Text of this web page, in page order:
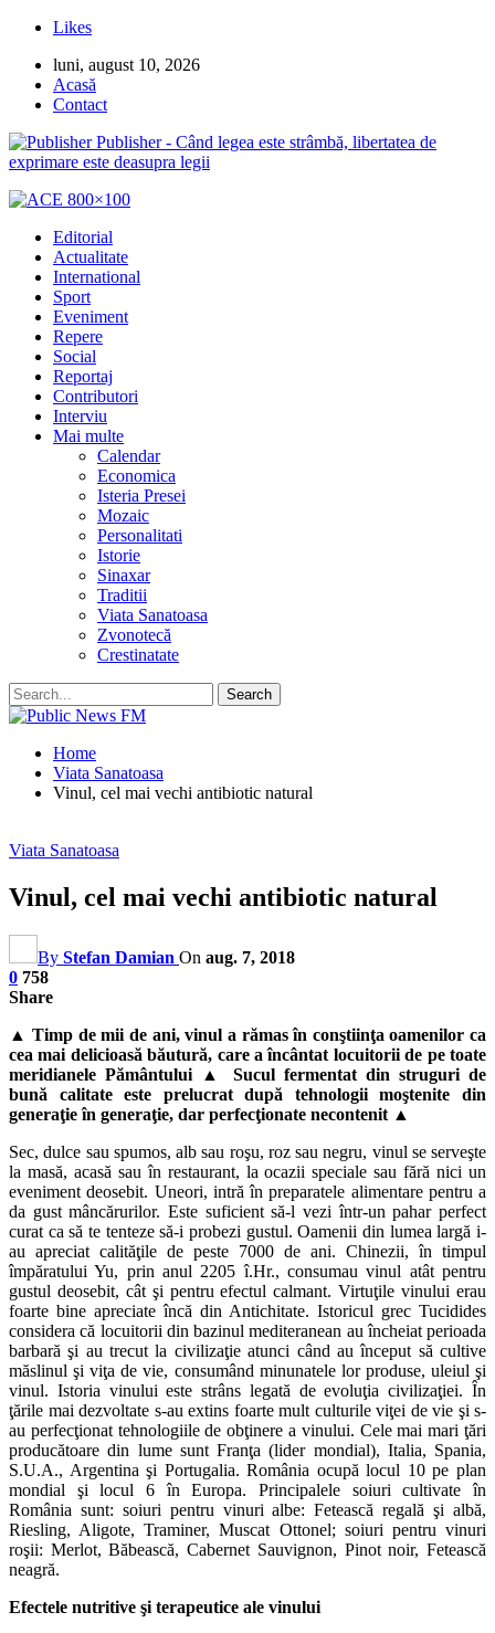
Likes
luni, august 10, 2026
Acasă
Contact
Publisher - Când legea este strâmbă, libertatea de
exprimare este deasupra legii
Editorial
Actualitate
International
Sport
Eveniment
Repere
Social
Reportaj
Contributori
Interviu
Mai multe
Calendar
Economica
Isteria Presei
Mozaic
Personalitati
Istorie
Sinaxar
Traditii
Viata Sanatoasa
Zvonotecă
Crestinatate
Home
Viata Sanatoasa
Vinul, cel mai vechi antibiotic natural
Viata Sanatoasa
Vinul, cel mai vechi antibiotic natural
By Stefan Damian On aug. 7, 2018
0 758
Share
▲ Timp de mii de ani, vinul a rămas în conştiinţa oamenilor ca
cea mai delicioasă băutură, care a încântat locuitorii de pe toate
meridianele Pământului ▲ Sucul fermentat din struguri de
bună calitate este prelucrat după tehnologii moştenite din
generaţie în generaţie, dar perfecţionate necontenit ▲
Sec, dulce sau spumos, alb sau roşu, roz sau negru, vinul se serveşte
la masă, acasă sau în restaurant, la ocazii speciale sau fără nici un
eveniment deosebit. Uneori, intră în preparatele alimentare pentru a
da gust mâncărurilor. Este suficient să-l vezi într-un pahar perfect
curat ca să te tenteze să-i probezi gustul. Oamenii din lumea largă i-
au apreciat calităţile de peste 7000 de ani. Chinezii, în timpul
împăratului Yu, prin anul 2205 î.Hr., consumau vinul atât pentru
gustul deosebit, cât şi pentru efectul calmant. Virtuţile vinului erau
foarte bine apreciate încă din Antichitate. Istoricul grec Tucidides
considera că locuitorii din bazinul mediteranean au încheiat perioada
barbară şi au trecut la civilizaţie atunci când au început să cultive
măslinul şi viţa de vie, consumând minunatele lor produse, uleiul şi
vinul. Istoria vinului este strâns legată de evoluţia civilizaţiei. În
ţările mai dezvoltate s-au extins foarte mult culturile viţei de vie şi s-
au perfecţionat tehnologiile de obţinere a vinului. Cele mai mari ţări
producătoare din lume sunt Franţa (lider mondial), Italia, Spania,
S.U.A., Argentina şi Portugalia. România ocupă locul 10 pe plan
mondial şi locul 6 în Europa. Principalele soiuri cultivate în
România sunt: soiuri pentru vinuri albe: Fetească regală şi albă,
Riesling, Aligote, Traminer, Muscat Ottonel; soiuri pentru vinuri
roşii: Merlot, Băbească, Cabernet Sauvignon, Pinot noir, Fetească
neagră.
Efectele nutritive şi terapeutice ale vinului